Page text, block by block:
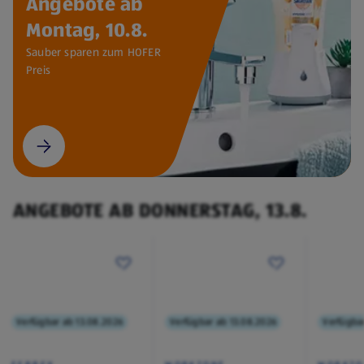
Montag, 10.8.
Sauber sparen zum HOFER
Preis
ANGEBOTE AB DONNERSTAG, 13.8.
Verfügbar ab 13.08.2026 Verfügbar ab 13.08.2026